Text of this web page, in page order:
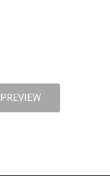
PREVIEW